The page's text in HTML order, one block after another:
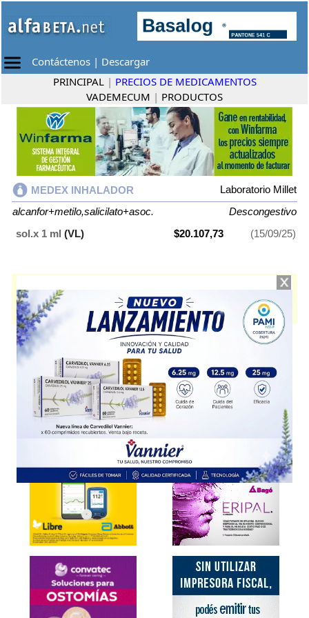
Contáctenos | Descargar
PRINCIPAL | PRECIOS DE MEDICAMENTOS
VADEMECUM | PRODUCTOS
MEDEX INHALADOR
Laboratorio Millet
alcanfor+metilo,salicilato+asoc.
Descongestivo
sol.x 1 ml (VL) $20.107,73 (15/09/25)
indica como
Descongestivo. Es producido porLaboratorio Millety
cuenta con 1 presentación disponible.
Explorar más
Otros productos conalcanfor+metilo,salicilato+asoc.
Otros productos deLaboratorio Millet